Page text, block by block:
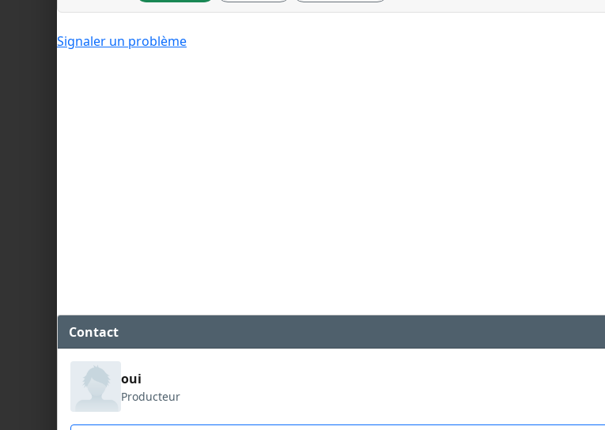
Signaler un problème
Contact
oui
Producteur